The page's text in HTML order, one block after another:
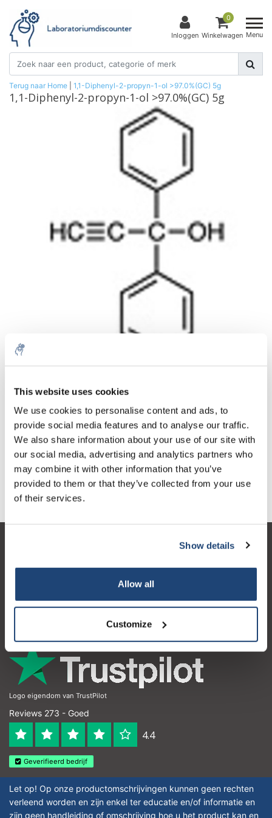
This website uses cookies
We use cookies to personalise content and ads, to
provide social media features and to analyse our traffic.
We also share information about your use of our site with
our social media, advertising and analytics partners who
may combine it with other information that you’ve
provided to them or that they’ve collected from your use
of their services.
Show details
Allow all
Customize
Inloggen
0
Winkelwagen Menu
Terug naar Home 1,1-Diphenyl-2-propyn-1-ol >97.0%(GC) 5g
1,1-Diphenyl-2-propyn-1-ol >97.0%(GC) 5g
1 Stuk Excl. btw
€86,82
Incl. btw
Toevoegen aan winkelwagen
Informatie
Contactgegevens
Logo eigendom van TrustPilot
Reviews 273 - Goed
4.4
Geverifieerd bedrijf
Let op! Op onze productomschrijvingen kunnen geen rechten
verleend worden en zijn enkel ter educatie en/of informatie en
zijn geen handleiding of omschrijving hoe u het product kan en